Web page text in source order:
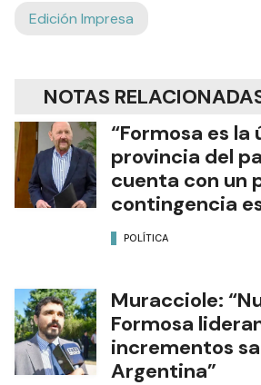
Edición Impresa
NOTAS
“Formosa es la
provincia del
cuenta con un
contingencia
POLÍTICA
Muracciole:
Formosa
incrementos
Argentina”